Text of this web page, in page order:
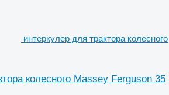
интеркулер для трактора колесного
колесного Massey Ferguson 35